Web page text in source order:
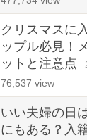
クリスマスに
ップル必見！
ットと注意点
76,537 view
いい夫婦の日
にもある？入